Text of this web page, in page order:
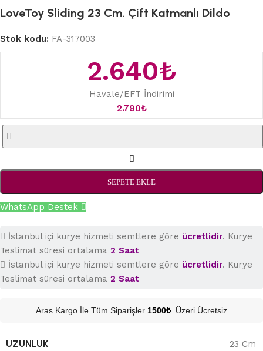
LoveToy Sliding 23 Cm. Çift Katmanlı Dildo
Stok kodu: FA-317003
2.640₺
Havale/EFT İndirimi
2.790₺
SEPETE EKLE
WhatsApp Destek
İstanbul içi kurye hizmeti semtlere göre ücretlidir. Kurye
Teslimat süresi ortalama 2 Saat
İstanbul içi kurye hizmeti semtlere göre ücretlidir. Kurye
Teslimat süresi ortalama 2 Saat
Aras Kargo İle Tüm Siparişler 1500₺ . Üzeri Ücretsiz
UZUNLUK 23 Cm